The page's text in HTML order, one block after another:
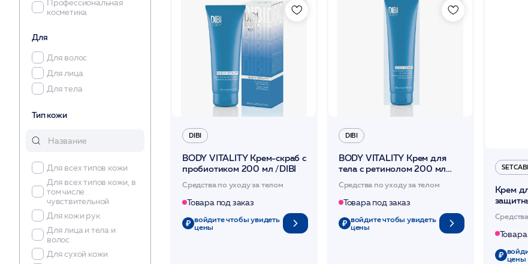
Stella Marina
Профессиональная
косметика
Для
Для волос
Для лица
Для тела
Тип кожи
Для всех типов кожи
Для всех типов кожи, в
том числе
чувствительной
Для кожи рук
Для лица и тела и
волос
Для сухой кожи
DIBI
BODY VITALITY Крем-скраб с
пробиотиком 200 мл /DIBI
Средства по уходу за телом
Товара под заказ
войдите чтобы увидеть
цены
DIBI
BODY VITALITY Крем для
тела с ретинолом 200 мл
/DIBI
Средства по уходу за телом
Товара под заказ
войдите чтобы увидеть
цены
Крем
/
цены